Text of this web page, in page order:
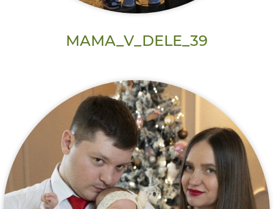
MAMA_V_DELE_39